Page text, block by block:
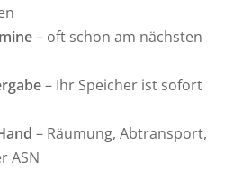
– oft schon am nächsten
– Ihr Speicher ist sofort
– Räumung, Abtransport,
ASN